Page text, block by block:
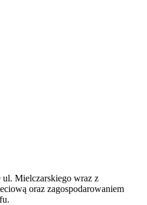
ul. Mielczarskiego wraz z
oraz zagospodarowaniem